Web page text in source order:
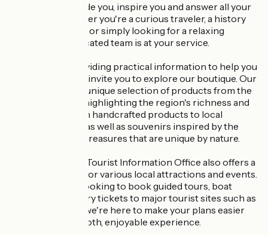
We're here to guide you, inspire you and answer all your
questions. Whether you're a curious traveler, a history
buff, a culture buff or simply looking for a relaxing
getaway, our dedicated team is at your service.
In addition to providing practical information to help you
plan your stay, we invite you to explore our boutique. Our
boutique offers a unique selection of products from the
Cotentin region, highlighting the region's richness and
authenticity. From handcrafted products to local
culinary delights, as well as souvenirs inspired by the
region, you'll find treasures that are unique by nature.
What's more, our Tourist Information Office also offers a
ticketing service for various local attractions and events.
Whether you're looking to book guided tours, boat
excursions or entry tickets to major tourist sites such as
La Cité de la Mer, we're here to make your plans easier
and ensure a smooth, enjoyable experience.